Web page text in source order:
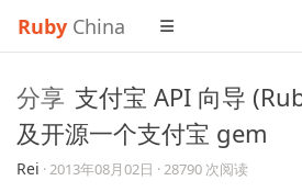
Ruby China
分享 支付宝 API 向导
及开源一个支付宝 gem
Rei ·2013年08月02日 · 28790 次阅读